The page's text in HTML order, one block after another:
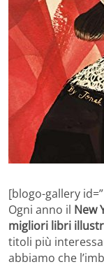
[blogo-gallery
Ogni anno il New
migliori libri
titoli più
abbiamo che